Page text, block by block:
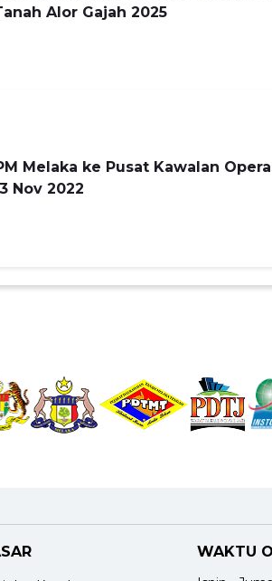
Alor Gajah 2025
Melaka ke Pusat Kawalan
Nov 2022
WAKTU